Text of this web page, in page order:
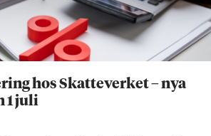
hos Skatteverket – nya
1 juli